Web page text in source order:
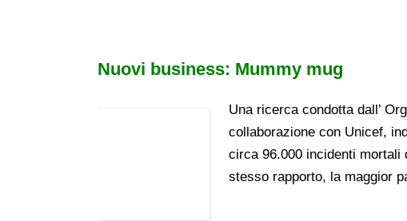
Nuovi business: Mummy mug
Una ricerca condotta dall’
collaborazione con Unicef,
circa 96.000 incidenti mortali
stesso rapporto, la maggior